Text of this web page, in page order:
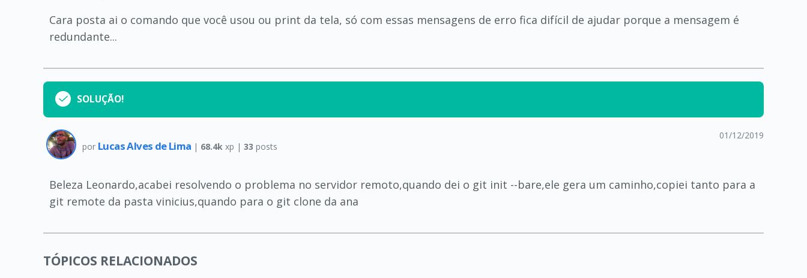
Cara posta ai o comando que você usou ou print da tela, só com essas mensagens de erro fica difícil de ajudar porque a mensagem é
redundante...
SOLUÇÃO!
por Lucas Alves de Lima | 68.4k xp | 33 posts
01/12/2019
Beleza Leonardo,acabei resolvendo o problema no servidor remoto,quando dei o git init --bare,ele gera um caminho,copiei tanto para a
git remote da pasta vinicius,quando para o git clone da ana
TÓPICOS RELACIONADOS